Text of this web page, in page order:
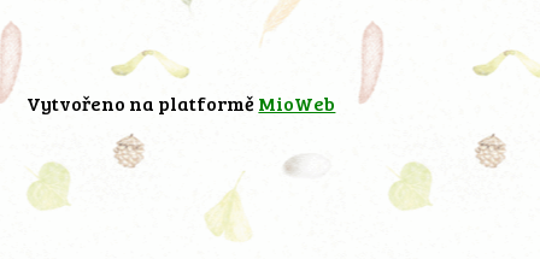
Vytvořeno na platformě MioWeb